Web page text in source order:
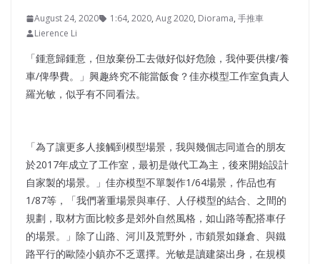
August 24, 2020 1:64, 2020, Aug 2020, Diorama, 手推車
Lierence Li
「鍾意歸鍾意，但放棄份工去做好似好危險，我仲要供樓/養
車/俾學費。」興趣終究不能當飯食？佳亦模型工作室負責人
羅光敏，似乎有不同看法。
「為了讓更多人接觸到模型場景，我與幾個志同道合的朋友
於2017年成立了工作室，最初是做代工為主，後來開始設計
自家製的場景。」佳亦模型不單製作1/64場景，作品也有
1/87等，「我們著重場景與車仔、人仔模型的結合、之間的
規劃，取材方面比較多是郊外自然風格，如山路等配搭車仔
的場景。」除了山路、河川及荒野外，市鎖景如鎌倉、與鐵
路平行的歐陸小鎮亦不乏選擇。光敏是讀建築出身，在規模